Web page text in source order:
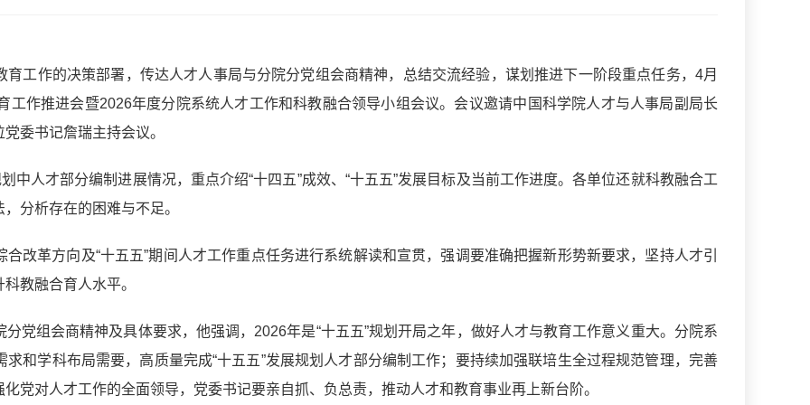
工作的决策部署，传达人才人事局与分院分党组会商精神，总结交流经验，谋划推进下一阶段重点任务，4月
工作推进会暨2026年度分院系统人才工作和科教融合领导小组会议。会议邀请中国科学院人才与人事局副局长
委书记詹瑞主持会议。
中人才部分编制进展情况，重点介绍“十四五”成效、“十五五”发展目标及当前工作进度。各单位还就科教融合工
分析存在的困难与不足。
改革方向及“十五五”期间人才工作重点任务进行系统解读和宣贯，强调要准确把握新形势新要求，坚持人才引
教融合育人水平。
党组会商精神及具体要求，他强调，2026年是“十五五”规划开局之年，做好人才与教育工作意义重大。分院系
和学科布局需要，高质量完成“十五五”发展规划人才部分编制工作；要持续加强联培生全过程规范管理，完善
党对人才工作的全面领导，党委书记要亲自抓、负总责，推动人才和教育事业再上新台阶。